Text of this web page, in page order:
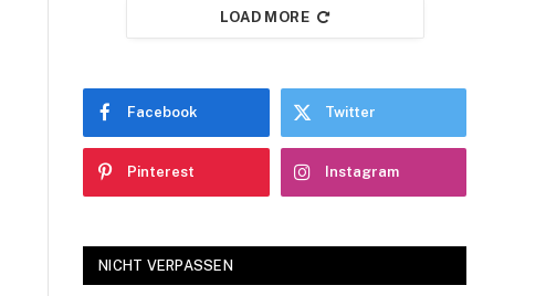
LOAD MORE
Facebook Twitter
Pinterest Instagram
NICHT VERPASSEN